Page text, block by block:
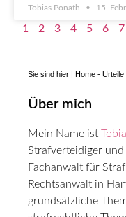
Tobias Ponath 15.
1 2 3 4 5 6 7
Sie sind hier | Home - Urteile
Über mich
Mein Name ist
Strafverteidiger
Fachanwalt für
Rechtsanwalt in
grundsätzliche